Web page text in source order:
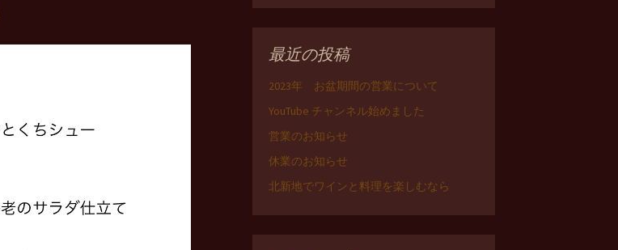
最近の投稿
2023年 お盆期間の営業について
YouTube チャンネル始めました
営業のお知らせ
休業のお知らせ
北新地でワインと料理を楽しむなら